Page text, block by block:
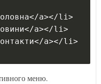
a></li>
a></li>
a></li>
меню.